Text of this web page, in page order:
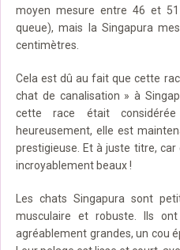
moyen mesure entre 46 et
queue), mais la Singapura
centimètres.
Cela est dû au fait que cette
chat de canalisation » à
cette race était
heureusement, elle est
prestigieuse. Et à juste titre,
incroyablement beaux !
Les chats Singapura sont
musculaire et robuste. Ils
agréablement grandes, un cou